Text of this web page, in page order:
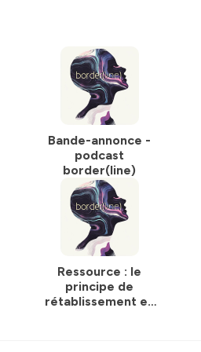
Bande-annonce -
podcast
border(line)
Ressource : le
principe de
rétablissement en